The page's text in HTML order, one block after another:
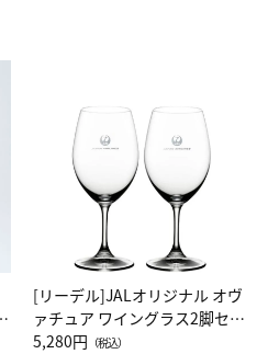
[リーデル]JALオリジナル オヴ
ァチュア ワイングラス2脚セッ
ト（レッドワイン）
5,280円 （税込）